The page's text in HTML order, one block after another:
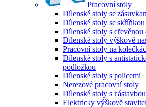
Pracovní stoly
Dílenské stoly se
Dílenské stoly se skříňkou
Dílenské stoly s dřevěnou
Dílenské stoly výškově
Pracovní stoly na
Dílenské stoly s
podložkou
Dílenské stoly s policemi
Nerezové pracovní stoly
Dílenské stoly s nástavbou
Elektricky výškově